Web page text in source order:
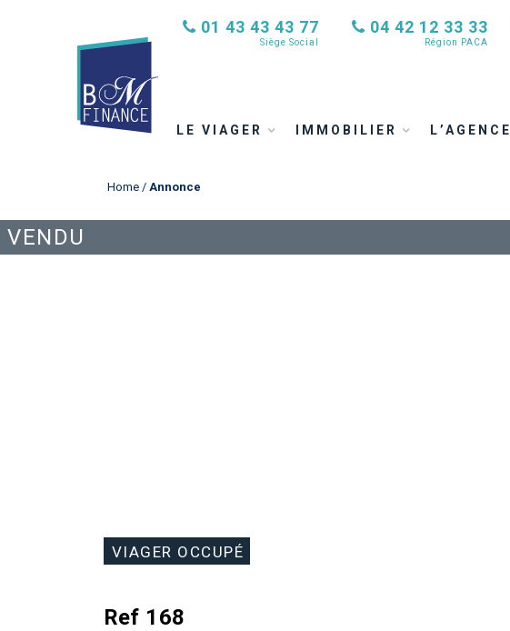
01 43 43 43 77
Siège Social
04 42 12 33 33
Région PACA
LE VIAGER IMMOBILIER L’AGENCE
VENDU
Home / Annonce
VIAGER OCCUPÉ
Ref 168